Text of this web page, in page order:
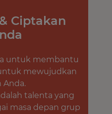
Ciptakan
untuk membantu
mewujudkan
Anda.
talenta yang
masa depan grup